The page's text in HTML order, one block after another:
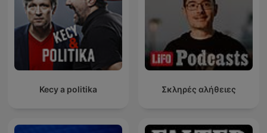
Kecy a politika Σκληρές αλήθειες